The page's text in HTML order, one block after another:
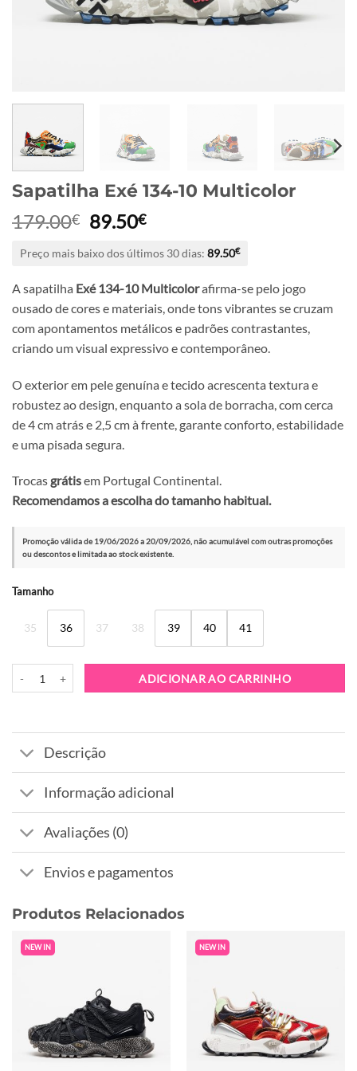
Sapatilha Exé 134-10 Multicolor
179.00€ O
original
era:
179.00€.
89.50€O
atual
é:
89.50€.
Preço mais baixo dos últimos 30 dias: 89.50€
A sapatilha Exé 134-10 Multicolorafirma-se pelo jogo
ousado de cores e materiais, onde tons vibrantes se cruzam
com apontamentos metálicos e padrões contrastantes,
criando um visual expressivo e contemporâneo.
O exterior em pele genuína e tecido acrescenta textura e
robustez ao design, enquanto a sola de borracha, com cerca
de 4 cm atrás e 2,5 cm à frente, garante conforto, estabilidade
e uma pisada segura.
Trocas grátisem Portugal Continental.
Recomendamos a escolha do tamanho habitual.
Promoção válida de 19/06/2026 a 20/09/2026, não acumulável com outras promoções
ou descontos e limitada ao stock existente.
Tamanho
35 36 37 38 39 40 41
ADICIONAR AO CARRINHO
Alternative:
Descrição
Informação adicional
Avaliações (0)
Envios e pagamentos
Produtos Relacionados
NEW IN NEW IN